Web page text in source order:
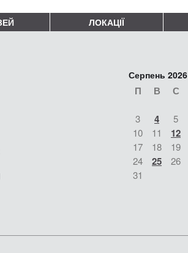
ЛОКАЦІЇ
Серпень 2026
П В С
3 4 5
10
11 12
17
18 19
24
25 26
31